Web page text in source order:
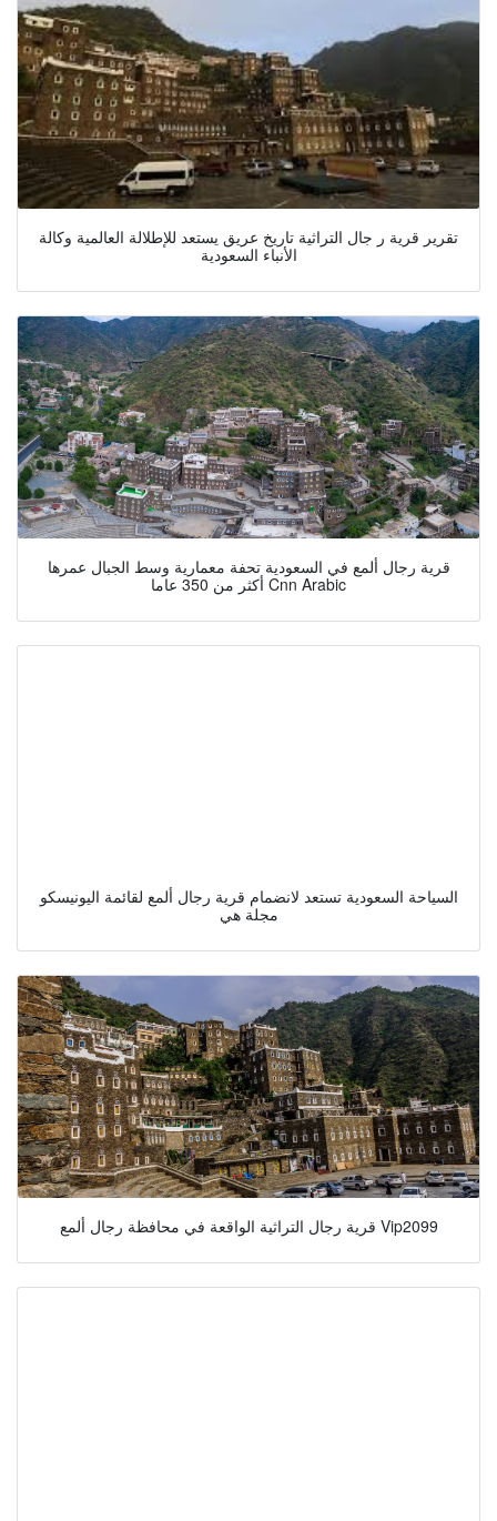
تقرير قرية ر جال التراثية تاريخ عريق يستعد للإطلالة العالمية وكالة
الأنباء السعودية
قرية رجال ألمع في السعودية تحفة معمارية وسط الجبال عمرها
أكثر من 350 عاما Cnn Arabic
السياحة السعودية تستعد لانضمام قرية رجال ألمع لقائمة اليونيسكو
مجلة هي
قرية رجال التراثية الواقعة في محافظة رجال ألمع Vip2099